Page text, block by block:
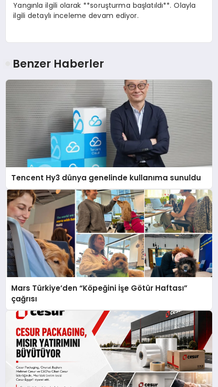
Yangınla ilgili olarak **soruşturma başlatıldı**. Olayla
ilgili detaylı inceleme devam ediyor.
Benzer Haberler
Tencent Hy3 dünya genelinde kullanıma sunuldu
Mars Türkiye’den “Köpeğini İşe Götür Haftası”
çağrısı